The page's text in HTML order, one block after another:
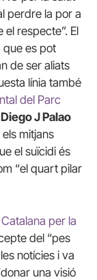
perdre la por a
respecte”. El
que es pot
de ser aliats
línia també
del Parc
Diego J Palao
mitjans
el suïcidi és
“el quart pilar
per la
del “pes
notícies i va
una visió